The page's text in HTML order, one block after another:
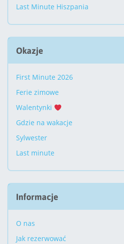
Last Minute Hiszpania
Okazje
First Minute 2026
Ferie zimowe
Walentynki
Gdzie na wakacje
Sylwester
Last minute
Informacje
O nas
Jak rezerwować